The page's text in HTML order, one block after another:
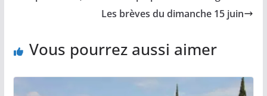
p
e
Les brèves du dimanche 15 juin
Vous pourrez aussi aimer